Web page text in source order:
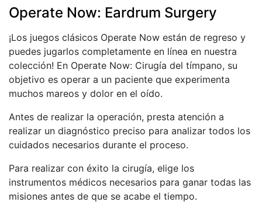
Operate Now: Eardrum Surgery
¡Los juegos clásicos Operate Now están de regreso y
puedes jugarlos completamente en línea en nuestra
colección! En Operate Now: Cirugía del tímpano, su
objetivo es operar a un paciente que experimenta
muchos mareos y dolor en el oído.
Antes de realizar la operación, presta atención a
realizar un diagnóstico preciso para analizar todos los
cuidados necesarios durante el proceso.
Para realizar con éxito la cirugía, elige los
instrumentos médicos necesarios para ganar todas las
misiones antes de que se acabe el tiempo.